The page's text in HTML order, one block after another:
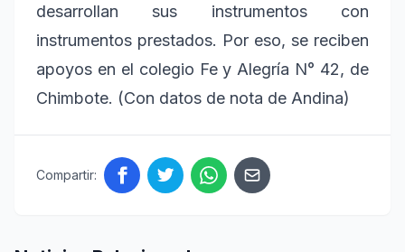
desarrollan sus instrumentos con
instrumentos prestados. Por eso, se reciben
apoyos en el colegio Fe y Alegría N° 42, de
Chimbote. (Con datos de nota de Andina)
Compartir: